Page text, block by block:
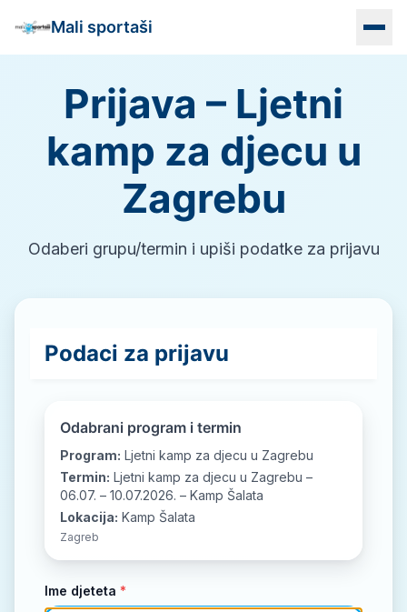
Mali sportaši
Naslovna
Programi
📷 ▶️
Prijava – Ljetni
kamp za djecu u
Zagrebu
Odaberi grupu/termin i upiši podatke za prijavu
Podaci za prijavu
Odabrani program i termin
Program: Ljetni kamp za djecu u Zagrebu
Termin: Ljetni kamp za djecu u Zagrebu –
06.07. – 10.07.2026. – Kamp Šalata
Lokacija: Kamp Šalata
Zagreb
Ime djeteta *